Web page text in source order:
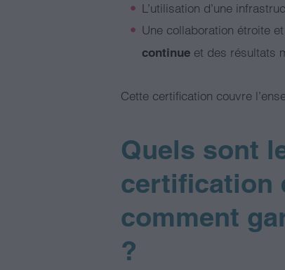
L’utilisation d’une
Une collaboration étroite
continue et des résultats
Cette certification couvre
Quels sont
certification
comment
?